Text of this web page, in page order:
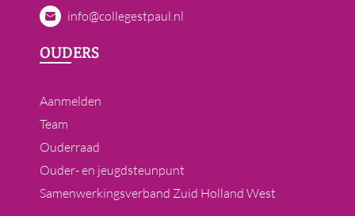
info@collegestpaul.nl
OUDERS
Aanmelden
Team
Ouderraad
Ouder- en jeugdsteunpunt
Samenwerkingsverband Zuid Holland West